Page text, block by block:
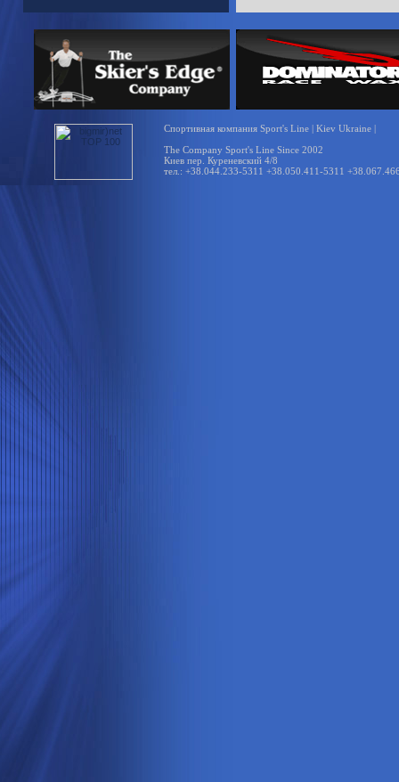
Спортивная компания Sport's Line | Kiev Ukraine |
The Company Sport's Line Since 2002
Киев пер. Куреневский 4/8
тел.: +38.044.233-5311 +38.050.411-5311